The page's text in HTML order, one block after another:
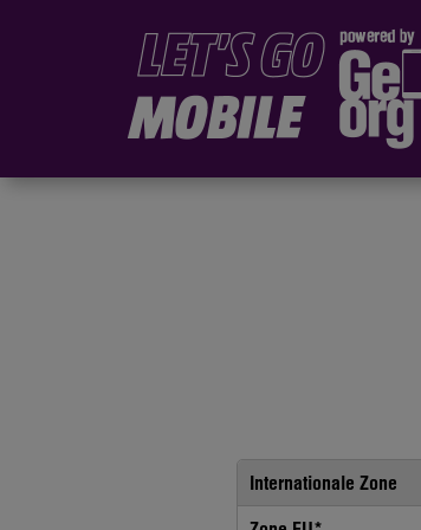
Internationale Zone